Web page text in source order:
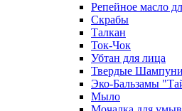
Репейное масло
Скрабы
Талкан
Ток-Чок
Убтан для лица
Твердые Шампуни
Эко-Бальзамы
Мыло